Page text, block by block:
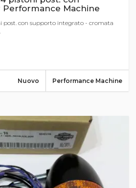
Machine
post. con supporto integrato - cromata
Performance Machine
Nuovo